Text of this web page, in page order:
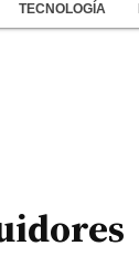
TECNOLOGÍA